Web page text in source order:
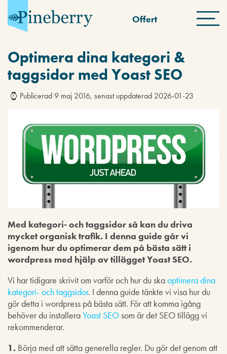
Offert
Optimera dina kategori &
taggsidor med Yoast SEO
Publicerad 9 maj 2016, senast uppdaterad 2026-01-23
Med kategori- och taggsidor så kan du driva
mycket organisk trafik. I denna guide går vi
igenom hur du optimerar dem på bästa sätt i
wordpress med hjälp av tillägget Yoast SEO.
Vi har tidigare skrivit om varför och hur du skaoptimera dina
kategori- och taggsidor. I denna guide tänkte vi visa hur du
gör detta i wordpress på bästa sätt. För att komma igång
behöver du installeraYoast SEOsom är det SEO tillägg vi
rekommenderar.
1. Börja med att sätta generella regler. Du gör det genom att